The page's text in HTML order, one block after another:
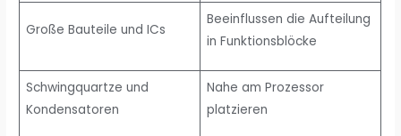
Große Bauteile und ICs
Beeinflussen die Aufteilung
in Funktionsblöcke
Schwingquartze und
Kondensatoren
Nahe am Prozessor
platzieren